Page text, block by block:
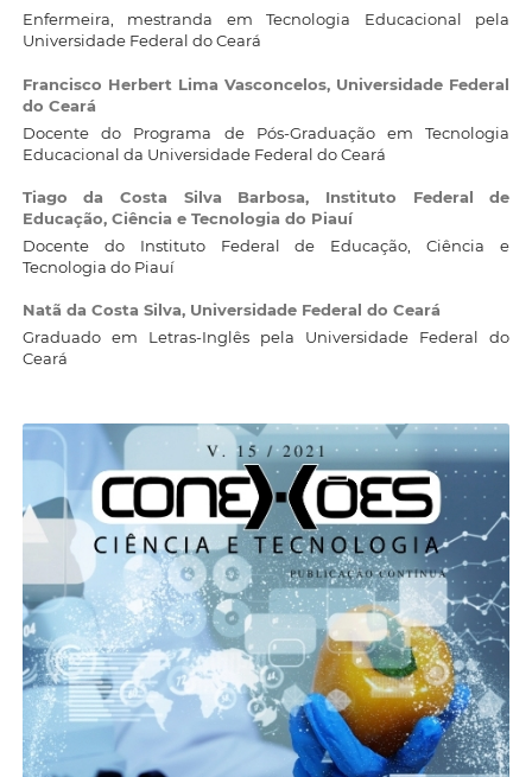
Enfermeira, mestranda em Tecnologia Educacional pela
Universidade Federal do Ceará
Francisco Herbert Lima Vasconcelos, Universidade Federal
do Ceará
Docente do Programa de Pós-Graduação em Tecnologia
Educacional da Universidade Federal do Ceará
Tiago da Costa Silva Barbosa, Instituto Federal de
Educação, Ciência e Tecnologia do Piauí
Docente do Instituto Federal de Educação, Ciência e
Tecnologia do Piauí
Natã da Costa Silva, Universidade Federal do Ceará
Graduado em Letras-Inglês pela Universidade Federal do
Ceará